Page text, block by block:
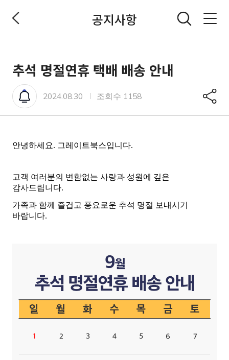
공지사항
추석 명절연휴 택배 배송 안내
2024.08.30 조회수 1158
안녕하세요. 그레이트북스입니다.
고객 여러분의 변함없는 사랑과 성원에 깊은
감사드립니다.
가족과 함께 즐겁고 풍요로운 추석 명절 보내시기
바랍니다.